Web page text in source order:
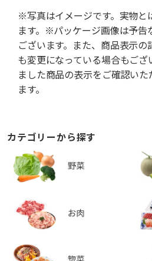
※写真はイメージです。実物と
ます。※パッケージ画像は予告
ございます。また、商品表示の
も変更になっている場合もござ
ました商品の表示をご確認い
ます。
カテゴリーから探す